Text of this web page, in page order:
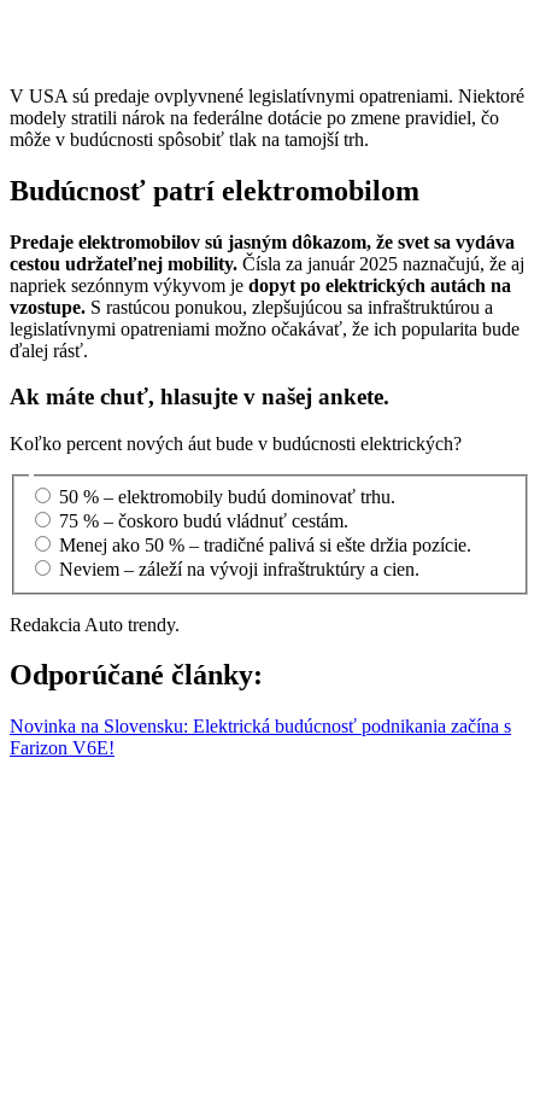
V USA sú predaje ovplyvnené legislatívnymi opatreniami. Niektoré
modely stratili nárok na federálne dotácie po zmene pravidiel, čo
môže v budúcnosti spôsobiť tlak na tamojší trh.
Budúcnosť patrí elektromobilom
Predaje elektromobilov sú jasným dôkazom, že svet sa vydáva
cestou udržateľnej mobility. Čísla za január 2025 naznačujú, že aj
napriek sezónnym výkyvom je dopyt po elektrických autách na
vzostupe. S rastúcou ponukou, zlepšujúcou sa infraštruktúrou a
legislatívnymi opatreniami možno očakávať, že ich popularita bude
ďalej rásť.
Ak máte chuť, hlasujte v našej ankete.
Koľko percent nových áut bude v budúcnosti elektrických?
50 % – elektromobily budú dominovať trhu.
75 % – čoskoro budú vládnuť cestám.
Menej ako 50 % – tradičné palivá si ešte držia pozície.
Neviem – záleží na vývoji infraštruktúry a cien.
Redakcia Auto trendy.
Odporúčané články:
Novinka na Slovensku: Elektrická budúcnosť podnikania začína s
Farizon V6E!